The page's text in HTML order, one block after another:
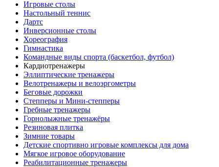
Игровые столы
Настольный теннис
Дартс
Инверсионные столы
Хореография
Гимнастика
Командные виды спорта (баскетбол, футбол)
Кардиотренажеры
Эллиптические тренажеры
Велотренажеры и велоэргометры
Беговые дорожки
Степперы и Мини-степперы
Гребные тренажеры
Горнолыжные тренажёры
Резиновая плитка
Зимние товары
Детские спортивно игровые комплексы для дома
Мягкое игровое оборудование
Реабилитационные тренажеры